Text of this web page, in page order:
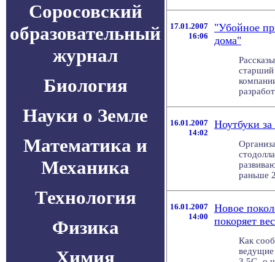
Соросовский
образовательный
журнал
Биология
Науки о Земле
Математика и
Механика
Технология
Физика
Химия
17.01.2007
16:06
"Убойное
дома"
старший
16.01.2007
14:02
Ноутбуки
раньше
16.01.2007
14:00
Новое
покоряет
Как
ведущие